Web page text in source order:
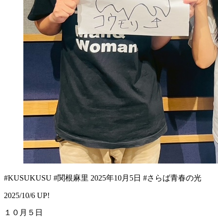
#KUSUKUSU #関根麻里 2025年10月5日 #さらば青春の光
2025/10/6 UP!
１０月５日